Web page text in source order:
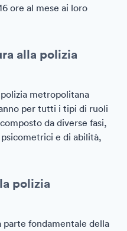
ore al mese ai loro
alla polizia
metropolitana
per tutti i tipi di ruoli
da diverse fasi,
e di abilità,
polizia
parte fondamentale della